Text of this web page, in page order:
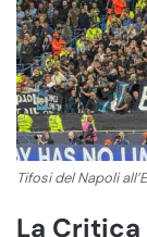
Tifosi del Napoli
La Critica